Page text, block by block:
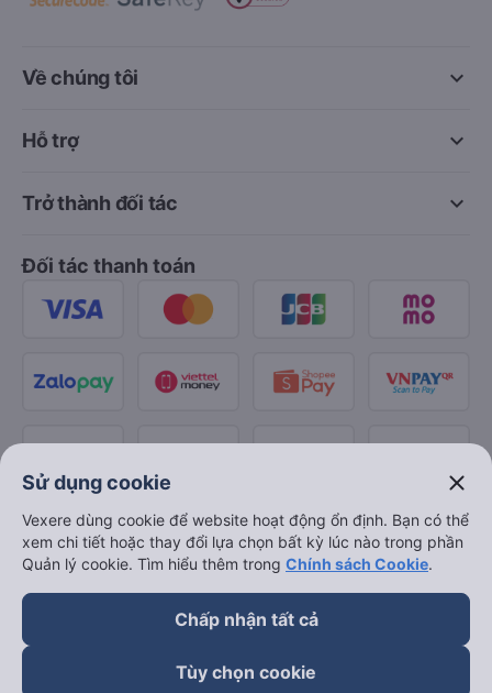
keyboard_arrow_down
Về chúng tôi
keyboard_arrow_down
Hỗ trợ
keyboard_arrow_down
Trở thành đối tác
Đối tác thanh toán
Sử dụng cookie close
Vexere dùng cookie để website hoạt động ổn định. Bạn có thể
xem chi tiết hoặc thay đổi lựa chọn bất kỳ lúc nào trong phần
Quản lý cookie. Tìm hiểu thêm trong Chính sách Cookie.
Chấp nhận tất cả
Tùy chọn cookie